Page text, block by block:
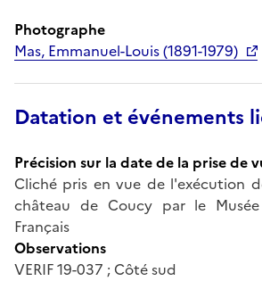
Photographe
Mas, Emmanuel-Louis (1891-1979)
Datation et événements
Précision sur la date de la prise de
Cliché pris en vue de l'exécution
château de Coucy par le
Français
Observations
VERIF 19-037 ; Côté sud